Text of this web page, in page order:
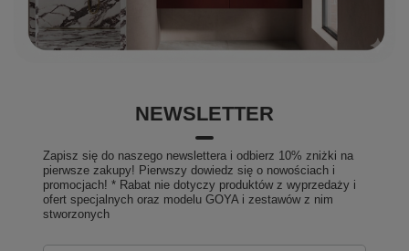
NEWSLETTER
Zapisz się do naszego newslettera i odbierz 10% zniżki na
pierwsze zakupy! Pierwszy dowiedz się o nowościach i
promocjach! * Rabat nie dotyczy produktów z wyprzedaży i
ofert specjalnych oraz modelu GOYA i zestawów z nim
stworzonych